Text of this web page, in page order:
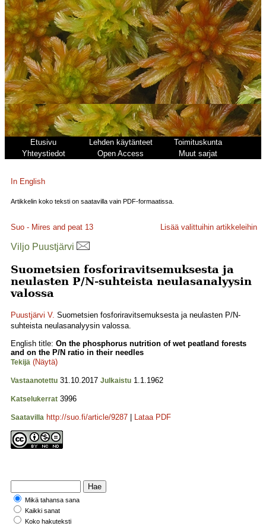
Etusivu Lehden käytänteet
Toimituskunta
Yhteystiedot
Open Access Muut sarjat
In English
Artikkelin koko teksti on saatavilla vain PDF-formaatissa.
Suo - Mires and peat 13 Lisää valittuihin artikkeleihin
Viljo Puustjärvi
Suometsien fosforiravitsemuksesta ja
neulasten P/N-suhteista neulasanalyysin
valossa
Puustjärvi V. Suometsien fosforiravitsemuksesta ja neulasten P/N-
suhteista neulasanalyysin valossa.
English title: On the phosphorus nutrition of wet peatland forests
and on the P/N ratio in their needles
Tekijä (Näytä)
Vastaanotettu 31.10.2017 Julkaistu 1.1.1962
Katselukerrat 3996
Saatavilla http://suo.fi/article/9287 Lataa PDF
Mikä tahansa sana
Kaikki sanat
Koko hakuteksti